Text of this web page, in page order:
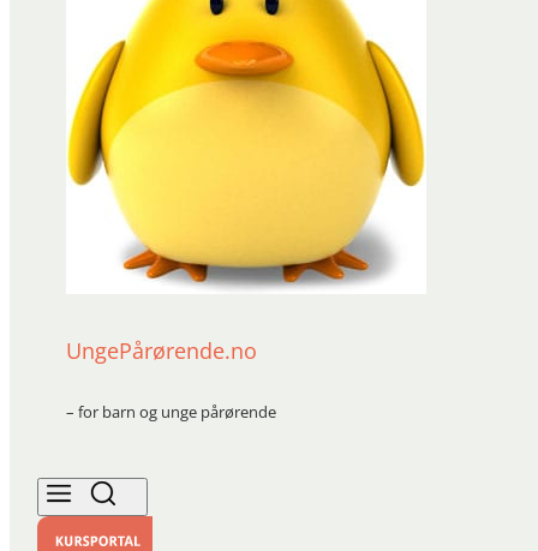
UngePårørende.no
– for barn og unge pårørende